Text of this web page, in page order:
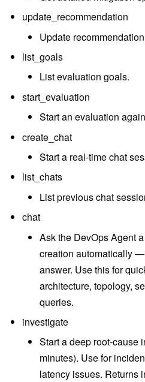
update_recommendation
Update
list_goals
List evaluation goals.
start_evaluation
Start an evaluation
create_chat
Start a real-time chat
list_chats
List previous chat
chat
Ask the DevOps Agent
creation automatically
answer. Use this for
architecture, topology,
queries.
investigate
Start a deep root-cause
minutes). Use for
latency issues.